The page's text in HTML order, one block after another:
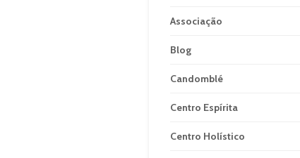
Associação
Blog
Candomblé
Centro Espírita
Centro Holístico